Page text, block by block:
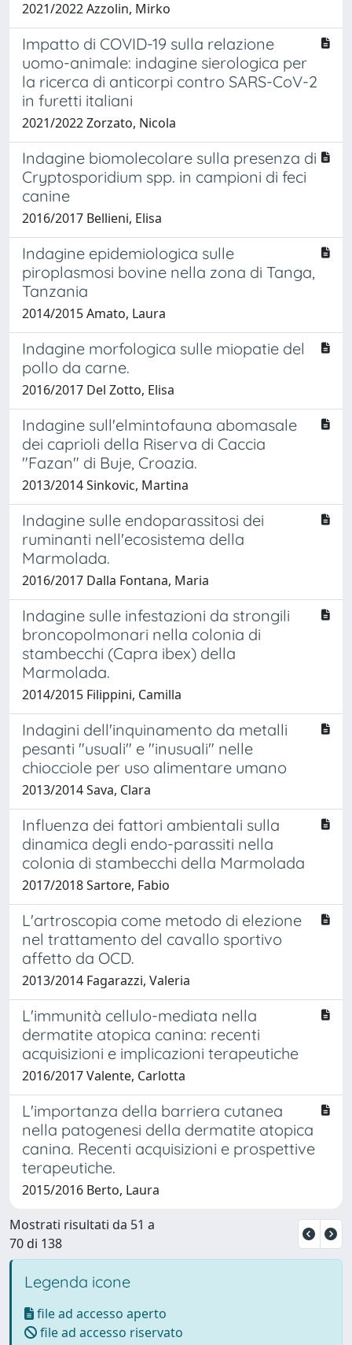
2021/2022 Azzolin, Mirko
Impatto di COVID-19 sulla relazione
uomo-animale: indagine sierologica per
la ricerca di anticorpi contro SARS-CoV-2
in furetti italiani
2021/2022 Zorzato, Nicola
Indagine biomolecolare sulla presenza di
Cryptosporidium spp. in campioni di feci
canine
2016/2017 Bellieni, Elisa
Indagine epidemiologica sulle
piroplasmosi bovine nella zona di Tanga,
Tanzania
2014/2015 Amato, Laura
Indagine morfologica sulle miopatie del
pollo da carne.
2016/2017 Del Zotto, Elisa
Indagine sull'elmintofauna abomasale
dei caprioli della Riserva di Caccia
"Fazan" di Buje, Croazia.
2013/2014 Sinkovic, Martina
Indagine sulle endoparassitosi dei
ruminanti nell'ecosistema della
Marmolada.
2016/2017 Dalla Fontana, Maria
Indagine sulle infestazioni da strongili
broncopolmonari nella colonia di
stambecchi (Capra ibex) della
Marmolada.
2014/2015 Filippini, Camilla
Indagini dell'inquinamento da metalli
pesanti "usuali" e "inusuali" nelle
chiocciole per uso alimentare umano
2013/2014 Sava, Clara
Influenza dei fattori ambientali sulla
dinamica degli endo-parassiti nella
colonia di stambecchi della Marmolada
2017/2018 Sartore, Fabio
L'artroscopia come metodo di elezione
nel trattamento del cavallo sportivo
affetto da OCD.
2013/2014 Fagarazzi, Valeria
L'immunità cellulo-mediata nella
dermatite atopica canina: recenti
acquisizioni e implicazioni terapeutiche
2016/2017 Valente, Carlotta
L'importanza della barriera cutanea
nella patogenesi della dermatite atopica
canina. Recenti acquisizioni e prospettive
terapeutiche.
2015/2016 Berto, Laura
Mostrati risultati da 51 a
70 di 138
Legenda icone
file ad accesso aperto
file ad accesso riservato